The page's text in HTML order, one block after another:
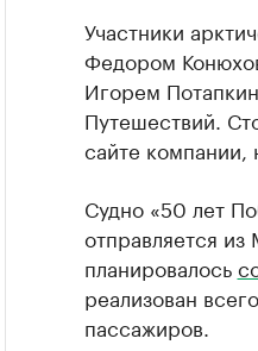
Участники
Федором
Игорем
Путешествий.
сайте компании,
Судно «50 лет
отправляется
планировалось
реализован
пассажиров.